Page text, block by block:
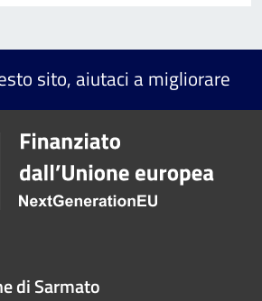
sito, aiutaci a migliorare
di Sarmato